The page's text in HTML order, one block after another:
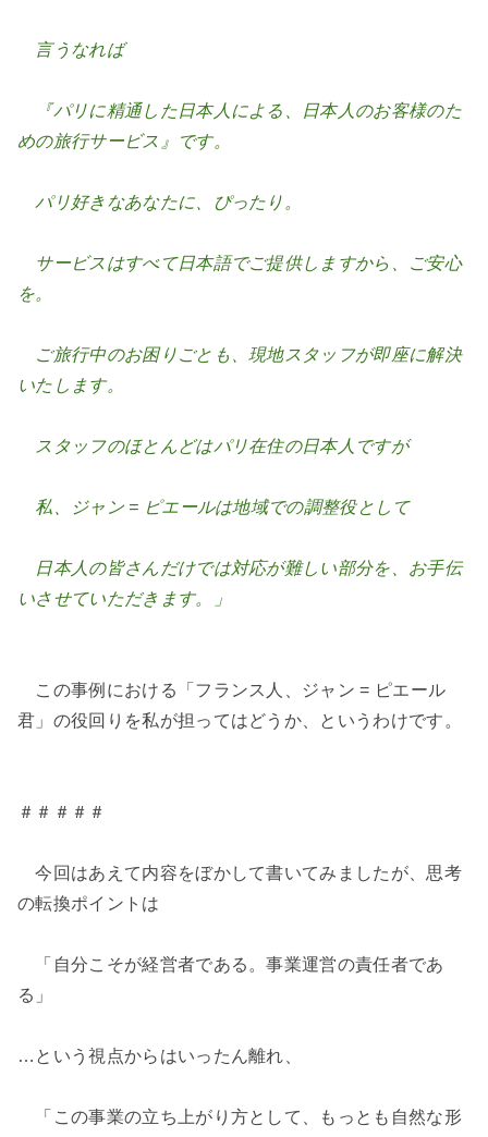
言うなれば
『パリに精通した日本人による、日本人のお客様のた
めの旅行サービス』です。
パリ好きなあなたに、ぴったり。
サービスはすべて日本語でご提供しますから、ご安心
を。
ご旅行中のお困りごとも、現地スタッフが即座に解決
いたします。
スタッフのほとんどはパリ在住の日本人ですが
私、ジャン = ピエールは地域での調整役として
日本人の皆さんだけでは対応が難しい部分を、お手伝
いさせていただきます。」
この事例における「フランス人、ジャン = ピエール
君」の役回りを私が担ってはどうか、というわけです。
＃＃＃＃＃
今回はあえて内容をぼかして書いてみましたが、思考
の転換ポイントは
「自分こそが経営者である。事業運営の責任者であ
る」
…という視点からはいったん離れ、
「この事業の立ち上がり方として、もっとも自然な形